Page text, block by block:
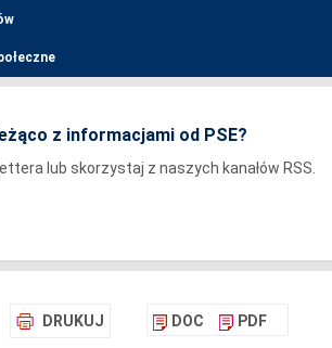
z informacjami od PSE?
lub skorzystaj z naszych kanałów RSS.
DRUKUJ DOC PDF